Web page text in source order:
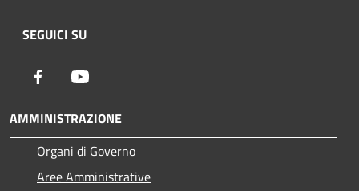
SEGUICI SU
Facebook
AMMINISTRAZIONE
Organi di Governo
Aree Amministrative